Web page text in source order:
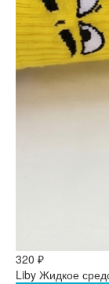
320 ₽
Liby Жидкое